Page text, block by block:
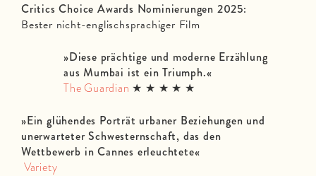
Critics Choice Awards Nominierungen 2025:
Bester nicht-englischsprachiger Film
»Diese prächtige und moderne Erzählung
aus Mumbai ist ein Triumph.«
The Guardian ★ ★ ★ ★ ★
»Ein glühendes Porträt urbaner Beziehungen und
unerwarteter Schwesternschaft, das den
Wettbewerb in Cannes erleuchtete«
Variety